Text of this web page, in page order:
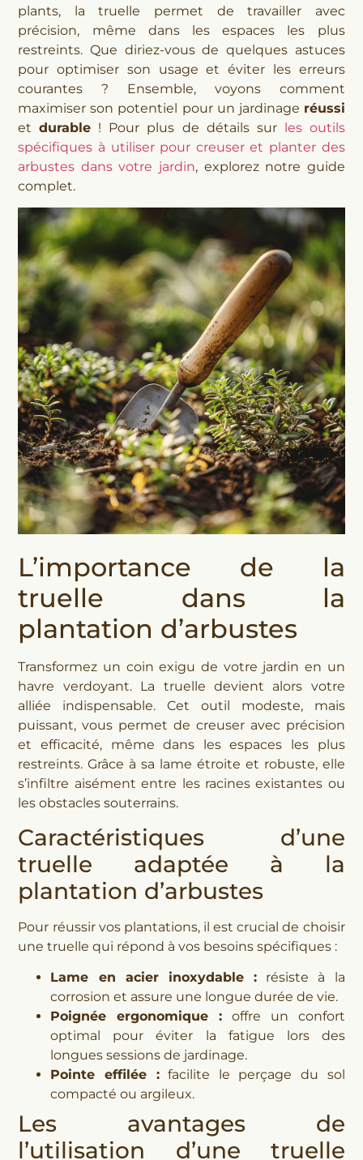
plants, la truelle permet de travailler avec
précision, même dans les espaces les plus
restreints. Que diriez-vous de quelques astuces
pour optimiser son usage et éviter les erreurs
courantes ? Ensemble, voyons comment
maximiser son potentiel pour un jardinage réussi
etdurable ! Pour plus de détails sur les outils
spécifiques à utiliser pour creuser et planter des
arbustes dans votre jardin, explorez notre guide
complet.
L’importance de la
truelle dans la
plantation d’arbustes
Transformez un coin exigu de votre jardin en un
havre verdoyant. La truelle devient alors votre
alliée indispensable. Cet outil modeste, mais
puissant, vous permet de creuser avec précision
et efficacité, même dans les espaces les plus
restreints. Grâce à sa lame étroite et robuste, elle
s’infiltre aisément entre les racines existantes ou
les obstacles souterrains.
Caractéristiques d’une
truelle adaptée à la
plantation d’arbustes
Pour réussir vos plantations, il est crucial de choisir
une truelle qui répond à vos besoins spécifiques :
Lame en acier inoxydable : résiste à la
corrosion et assure une longue durée de vie.
Poignée ergonomique : offre un confort
optimal pour éviter la fatigue lors des
longues sessions de jardinage.
Pointe effilée :facilite le perçage du sol
compacté ou argileux.
Les avantages de
l’utilisation d’une truelle